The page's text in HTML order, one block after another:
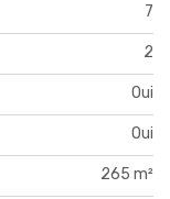
7
2
Oui
Oui
265 m²